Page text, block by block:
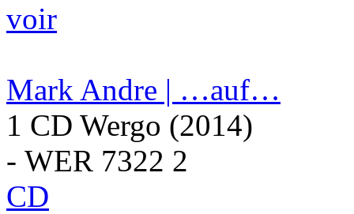
voir
Mark Andre | …auf…
1 CD Wergo (2014)
- WER 7322 2
CD